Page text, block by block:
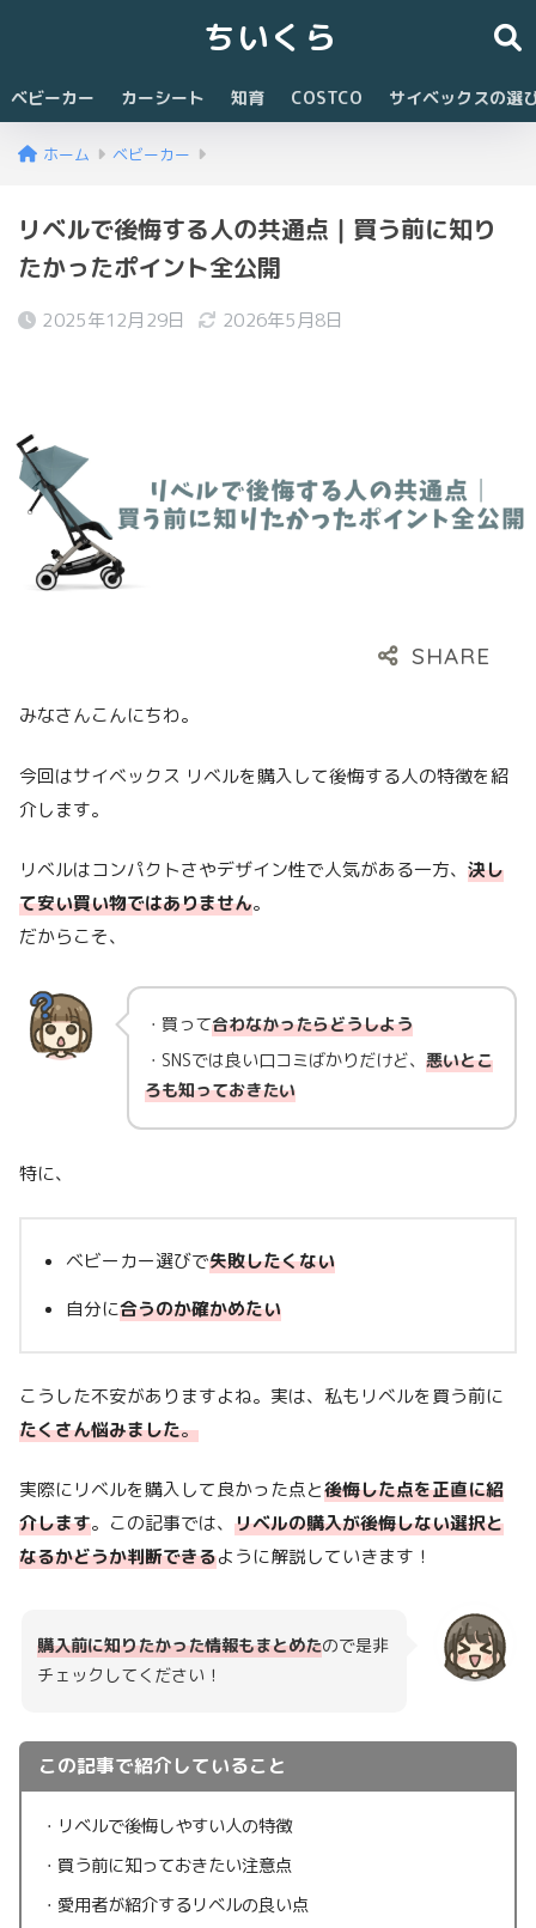
ちいくら
ベビーカー カーシート 知育 COSTCO サイベックスの選
ホーム ベビーカー
リベルで後悔する人の共通点｜買う前に知り
たかったポイント全公開
2025年12月29日 2026年5月8日
みなさんこんにちわ。
今回はサイベックス リベルを購入して後悔する人の特徴を紹
介します。
リベルはコンパクトさやデザイン性で人気がある一方、 決し
て安い買い物ではありません。
だからこそ、
・買って合わなかったらどうしよう
・SNSでは良い口コミばかりだけど、 悪いとこ
ろも知っておきたい
特に、
ベビーカー選びで失敗したくない
自分に合うのか確かめたい
こうした不安がありますよね。実は、私もリベルを買う前に
たくさん悩みました。
実際にリベルを購入して良かった点と後悔した点を正直に紹
介します。この記事では、 リベルの購入が後悔しない選択と
なるかどうか判断できるように解説していきます！
購入前に知りたかった情報もまとめたので是非
チェックしてください！
この記事で紹介していること
・リベルで後悔しやすい人の特徴
・買う前に知っておきたい注意点
・愛用者が紹介するリベルの良い点